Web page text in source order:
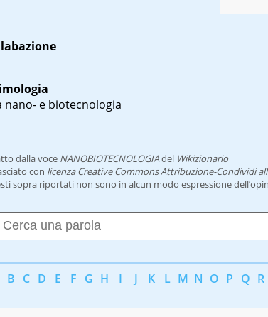
nano- e biotecnologia
dalla voce NANOBIOTECNOLOGIAdel Wikizionario
con licenza Creative Commons Attribuzione-Condividi
sopra riportati non sono in alcun modo espressione
B C D E F G H I J K L M N O P Q R